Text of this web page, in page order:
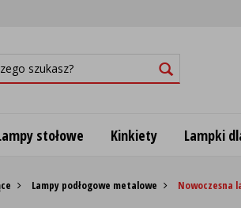
stołowe Kinkiety Lampki
Lampy podłogowe metalowe Nowoczesna